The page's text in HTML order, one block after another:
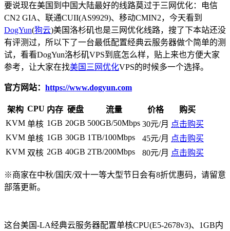
要说现在美国到中国大陆最好的线路莫过于三网优化：电信
CN2 GIA、联通CUII(AS9929)、移动CMIN2，今天看到
DogYun(狗云)美国洛杉矶也是三网优化线路，搜了下本站还没
有评测过，所以下了一台最低配置经典云服务器做个简单的测
试，看看DogYun洛杉矶VPS到底怎么样，贴上来也方便大家
参考，让大家在找美国三网优化VPS的时候多一个选择。
官方网站： https://www.dogyun.com
架构 CPU 内存 硬盘 流量 价格
购买
KVM 单核 1GB 20GB 500GB/50Mbps 30元/月 点击购买
KVM 单核 1GB 30GB 1TB/100Mbps 45元/月 点击购买
KVM 双核 2GB 40GB 2TB/200Mbps 80元/月 点击购买
※商家在中秋/国庆/双十一等大型节日会有8折优惠码，请留意
部落更新。
这台美国-LA经典云服务器配置单核CPU(E5-2678v3)、1GB内